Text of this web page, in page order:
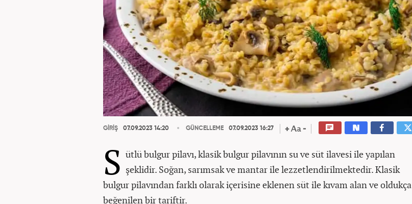
GİRİŞ 07.09.2023 14:20 GÜNCELLEME 07.09.2023 16:27
S ütlü bulgur pilavı, klasik bulgur pilavının su ve süt ilavesi ile yapılan
şeklidir. Soğan, sarımsak ve mantar ile lezzetlendirilmektedir. Klasik
bulgur pilavından farklı olarak içerisine eklenen süt ile kıvam alan ve oldukça
beğenilen bir tariftir.